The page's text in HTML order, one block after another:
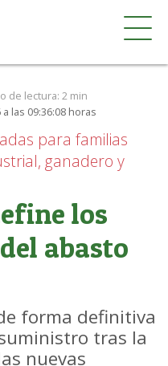
de lectura: 2 min
las 09:36:08 horas
para familias
ganadero y
los
abasto
forma definitiva
tras la
nuevas